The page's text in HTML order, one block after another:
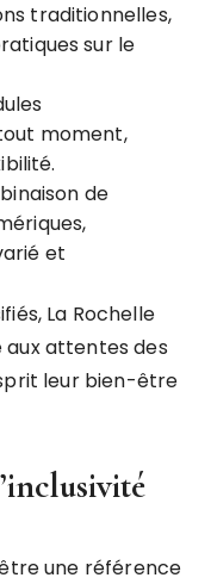
traditionnelles,
sur le
moment,
de
et
La Rochelle
aux attentes des
leur bien-être
une référence